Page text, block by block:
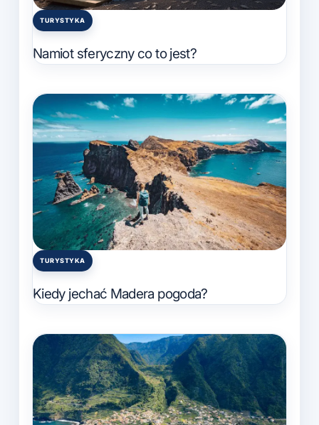
Posted
TURYSTYKA
Namiot sferyczny co to jest?
Posted
TURYSTYKA
Kiedy jechać Madera pogoda?